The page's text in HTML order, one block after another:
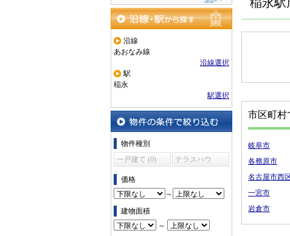
地域から探す
沿線・駅から探す
沿線
あおなみ線
沿線選択
駅
稲永
駅選択
物件の条件で絞り込む
物件種別
一戸建て (0)
テラスハウ
価格
～
建物面積
～
市区町村
岐阜市
各務原市
名古屋市西
一宮市
岩倉市